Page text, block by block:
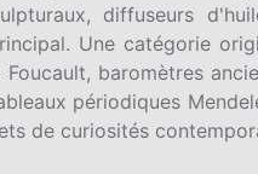
diffuseurs
Une catégorie
baromètres
périodiques
de curiosités